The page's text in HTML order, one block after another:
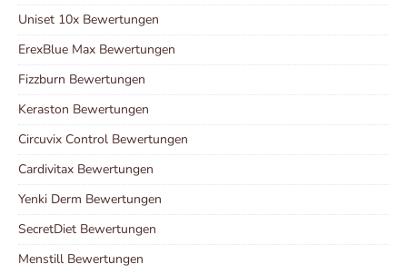
Uniset 10x Bewertungen
ErexBlue Max Bewertungen
Fizzburn Bewertungen
Keraston Bewertungen
Circuvix Control Bewertungen
Cardivitax Bewertungen
Yenki Derm Bewertungen
SecretDiet Bewertungen
Menstill Bewertungen